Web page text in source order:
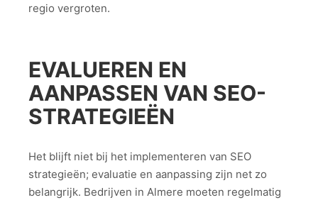
regio vergroten.
EVALUEREN EN
AANPASSEN VAN SEO-
STRATEGIEËN
Het blijft niet bij het implementeren van SEO
strategieën; evaluatie en aanpassing zijn net zo
belangrijk. Bedrijven in Almere moeten regelmatig